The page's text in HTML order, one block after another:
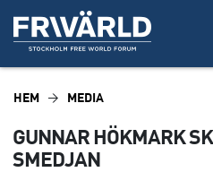
HEM MEDIA
GUNNAR HÖKMARK
SMEDJAN